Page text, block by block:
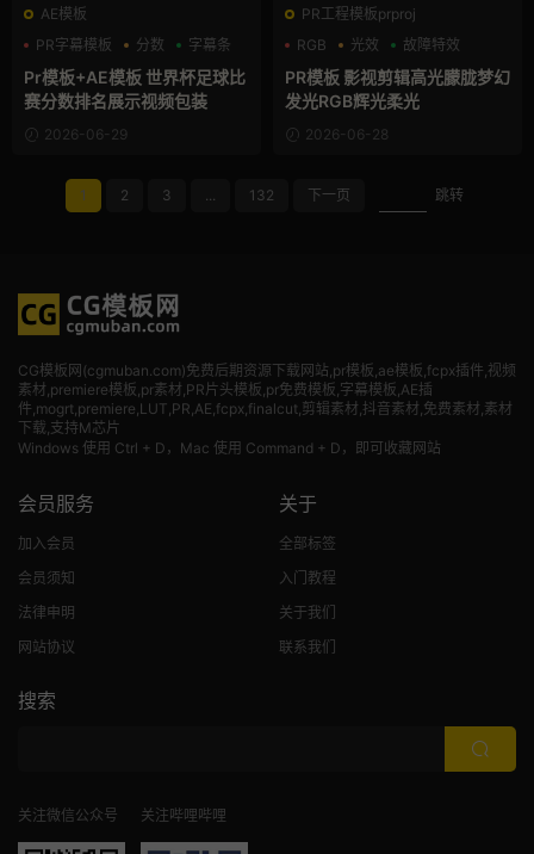
AE模板
PR字幕模板
分数 字幕条
Pr模板+AE模板 世界杯足球比
赛分数排名展示视频包装
2026-06-29
PR工程模板prproj
RGB
光效 故障特效
PR模板 影视剪辑高光朦胧梦幻
发光RGB辉光柔光
2026-06-28
1 2 3 ... 132 下一页 跳转
CG模板网(cgmuban.com)免费后期资源下载网站,pr模板,ae模板,fcpx插件,视频
素材,premiere模板,pr素材,PR片头模板,pr免费模板,字幕模板,AE插
件,mogrt,premiere,LUT,PR,AE,fcpx,finalcut,剪辑素材,抖音素材,免费素材,素材
下载,支持M芯片
Windows 使用 Ctrl + D，Mac 使用 Command + D，即可收藏网站
会员服务
加入会员
会员须知
法律申明
网站协议
关于
全部标签
入门教程
关于我们
联系我们
搜索
关注微信公众号 关注哔哩哔哩